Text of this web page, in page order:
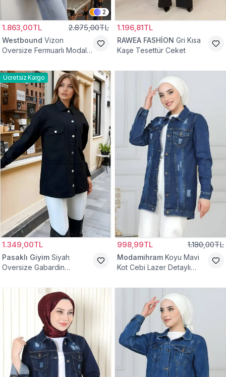
2
1.863,00TL 2.875,00TL
Westbound Vizon
Oversize Fermuarlı Modal
1.196,81TL
RAWEA FASHİON Gri Kısa
Kaşe Tesettür Ceket
Ücretsiz Kargo
1.349,00TL
Pasaklı Giyim Siyah
Oversize Gabardin
998,99TL 1.180,00TL
Modamihram Koyu Mavi
Kot Cebi Lazer Detaylı